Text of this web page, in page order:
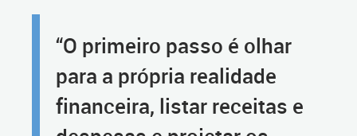
“O primeiro passo é olhar
para a própria realidade
financeira, listar receitas e